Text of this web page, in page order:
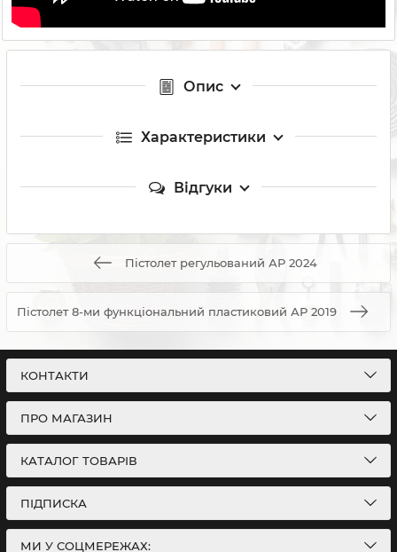
Опис
Характеристики
Відгуки
Пістолет регульований АР 2024
Пістолет 8-ми функціональний пластиковий АР 2019
КОНТАКТИ
ПРО МАГАЗИН
КАТАЛОГ ТОВАРІВ
ПІДПИСКА
МИ У СОЦМЕРЕЖАХ: